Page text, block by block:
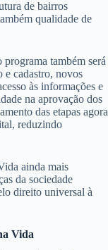
de bairros
qualidade de
também será
e cadastro, novos
às informações e
na aprovação dos
das etapas agora
reduzindo
ainda mais
da sociedade
direito universal à
Vida